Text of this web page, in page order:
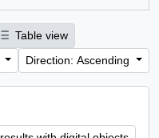
Table view
Direction: Ascending